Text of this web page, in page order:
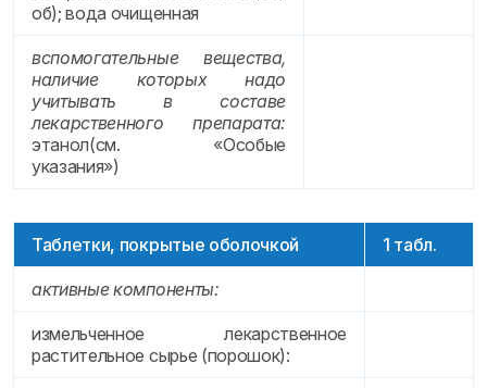
об); вода очищенная
вспомогательные вещества,
наличие которых надо
учитывать в составе
лекарственного препарата:
этанол(см. «Особые
указания»)
Таблетки, покрытые оболочкой 1 табл.
активные компоненты:
измельченное лекарственное
растительное сырье (порошок):